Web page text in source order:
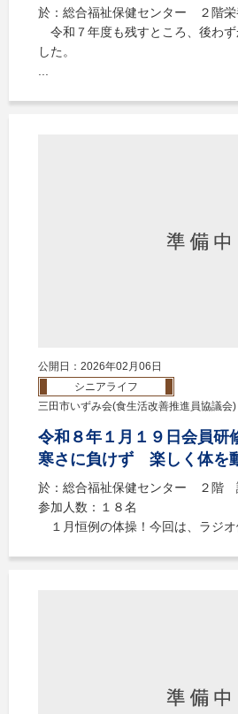
於：総合福祉保健センター ２階栄
令和７年度も残すところ、後わず
した。
公開日：2026年02月06日
シニアライフ
三田市いずみ会(食生活改善推進員協議会)
令和８年１月１９日会員
寒さに負けず 楽しく体を
於：総合福祉保健センター ２階
参加人数：１８名
１月恒例の体操！今回は、ラジ